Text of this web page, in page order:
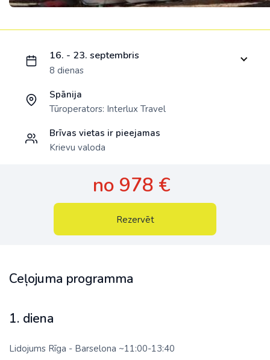
Ceļojuma programma
1. diena
Lidojums Rīga - Barselona ~11:00-13:40
16. - 23. septembris
8 dienas
Spānija
Tūroperators: Interlux Travel
Brīvas vietas ir pieejamas
Krievu valoda
no 978 €
Rezervēt